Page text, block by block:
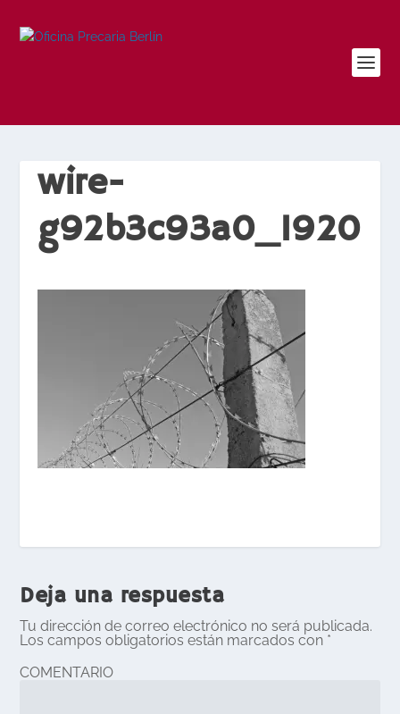
wire-
g92b3c93a0_1920
Deja una respuesta
Tu dirección de correo electrónico no será publicada.
Los campos obligatorios están marcados con *
COMENTARIO